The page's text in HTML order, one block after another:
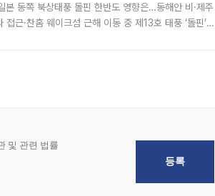
동쪽 북상태풍 돌핀 한반도 영향은…동해안 비·제주
근·찬홈 웨이크섬 근해 이동 중 제13호 태풍 ‘돌핀’이